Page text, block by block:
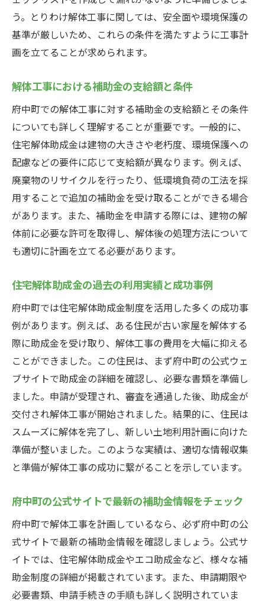
申請手続きの流れとスケジュール管理
補助金申請後の進捗確認方法
府中町での解体工事に利用できる最新の補助金
最新の補助金制度の概要と対象者
今年度の補助金制度の変更点と注意点
新しい補助金制度を利用するためのポイン
ト
補助金制度の見直しと今後の展望
最新の補助金制度に関するFAQ
府中町の公式発表で確認する最新情報
解体工事を計画中の府中町住民必見の助成金活
用法
金情報
助成金を利用して工事費用を大幅に削減す
住民が知っておくべき助成金の活用法
工事会社と協力して助成金を最大限に活用
助成金を利用するための地域の取り組み
住民の声：助成金を利用して解体工事を成
功させた事例
府中町の解体工事に関する補助金制度を最大限
補助金制度をフル活用するための戦略
効率的に補助金を利用するためのタイミン
グ
補助金制度と併用できるその他の支援策
解体工事計画と補助金申請の最適なタイミ
う。とりわけ解体工事に関しては、安全面や環境保護の
基準が厳しいため、これらの条件を満たすように工事計
画を立てることが求められます。
解体工事における補助金の支給額と条件
府中町での解体工事に対する補助金の支給額とその条件
についても詳しく理解することが重要です。一般的に、
住宅解体助成金は建物の大きさや老朽度、環境保護への
配慮などの要件に応じて支給額が異なります。例えば、
廃棄物のリサイクルを行ったり、低環境負荷の工法を採
用することで追加の補助金を受け取ることができる場合
があります。また、補助金を申請する際には、建物の解
体前に必要な許可を取得し、解体後の処理方法について
も適切に計画を立てる必要があります。
住宅解体助成金の過去の利用実績と成功事例
府中町では住宅解体助成金制度を活用した多くの成功事
例があります。例えば、ある住民が古い家屋を解体する
際に助成金を受け取り、解体工事の費用を大幅に抑える
ことができました。この住民は、まず府中町の公式ウェ
ブサイトで助成金の詳細を確認し、必要な書類を準備し
ました。申請が受理され、審査を通過した後、助成金が
交付され解体工事が開始されました。結果的に、住民は
スムーズに解体を完了し、新しい土地利用計画に向けた
準備が整いました。このような実績は、適切な情報収集
と準備が解体工事の成功に繋がることを示しています。
府中町の公式サイトで最新の補助金情報をチェック
府中町で解体工事を計画しているなら、必ず府中町の公
式サイトで最新の補助金情報を確認しましょう。公式サ
イトでは、住宅解体助成金やエコ助成金など、様々な補
助金制度の詳細が掲載されています。また、申請期限や
必要書類、申請手続きの手順も詳しく説明されていま